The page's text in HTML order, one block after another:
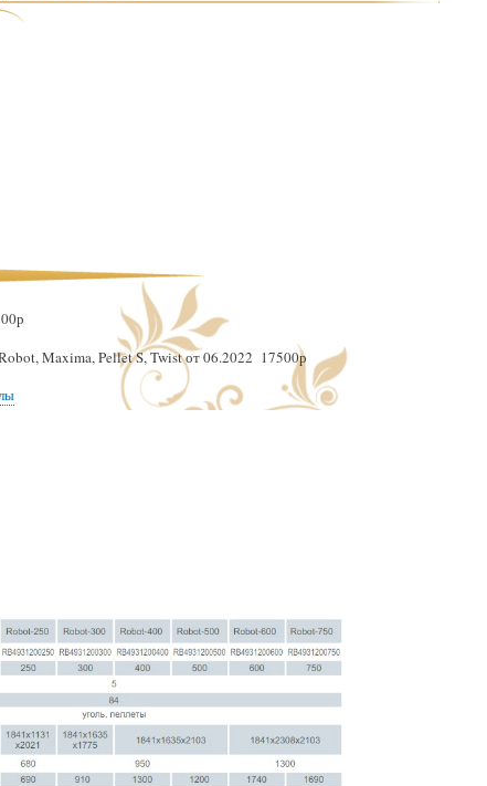
Maxima, Pellet S, Twist от 06.2022 17500р